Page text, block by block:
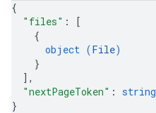
{
"files" :
[
{
object (File)
}
] ,
"nextPageToken" : string
}